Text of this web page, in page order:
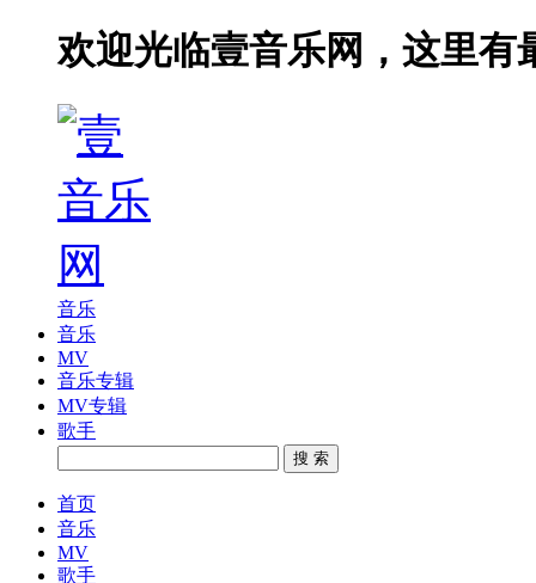
欢迎光临壹音乐网，这里有
音乐
音乐
MV
音乐专辑
MV专辑
歌手
搜 索
首页
音乐
MV
歌手